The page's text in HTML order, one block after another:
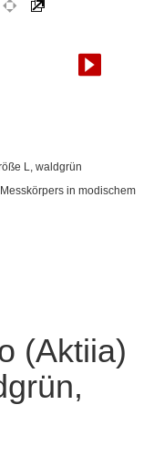
(Aktiia)
L, waldgrün
in modischem